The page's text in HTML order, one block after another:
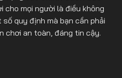
cho mọi người là điều không
quy định mà bạn cần phải
chơi an toàn, đáng tin cậy.